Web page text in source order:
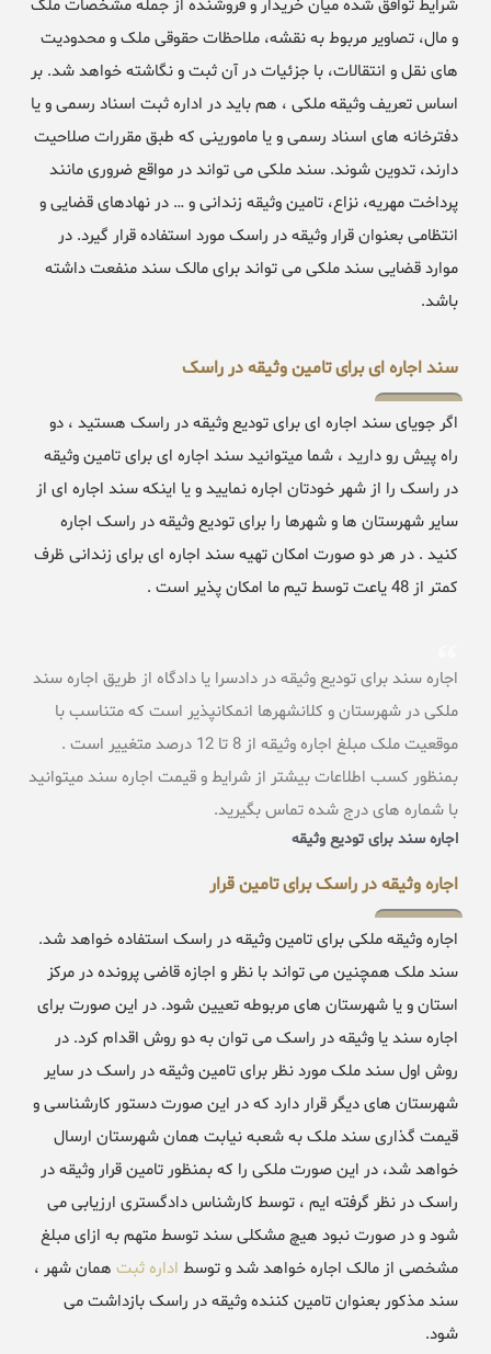
شرایط توافق شده میان خریدار و فروشنده از جمله مشخصات ملک
و مال، تصاویر مربوط به نقشه، ملاحظات حقوقی ملک و محدودیت
های نقل و انتقالات، با جزئیات در آن ثبت و نگاشته خواهد شد. بر
اساس تعریف وثیقه ملکی ، هم باید در اداره ثبت اسناد رسمی و یا
دفترخانه های اسناد رسمی و یا مامورینی که طبق مقررات صلاحیت
دارند، تدوین شوند. سند ملکی می تواند در مواقع ضروری مانند
پرداخت مهریه، نزاع، تامین وثیقه زندانی و … در نهادهای قضایی و
انتظامی بعنوان قرار وثیقه در راسک مورد استفاده قرار گیرد. در
موارد قضایی سند ملکی می تواند برای مالک سند منفعت داشته
باشد.
سند اجاره ای برای تامین وثیقه در راسک
اگر جویای سند اجاره ای برای تودیع وثیقه در راسک هستید ، دو
راه پیش رو دارید ، شما میتوانید سند اجاره ای برای تامین وثیقه
در راسک را از شهر خودتان اجاره نمایید و یا اینکه سند اجاره ای از
سایر شهرستان ها و شهرها را برای تودیع وثیقه در راسک اجاره
کنید . در هر دو صورت امکان تهیه سند اجاره ای برای زندانی ظرف
کمتر از 48 یاعت توسط تیم ما امکان پذیر است .
اجاره سند برای تودیع وثیقه در دادسرا یا دادگاه از طریق اجاره سند
ملکی در شهرستان و کلانشهرها انمکانپذیر است که متناسب با
موقعیت ملک مبلغ اجاره وثیقه از 8 تا 12 درصد متغییر است .
بمنظور کسب اطلاعات بیشتر از شرایط و قیمت اجاره سند میتوانید
با شماره های درج شده تماس بگیرید.
اجاره سند برای تودیع وثیقه
اجاره وثیقه در راسک برای تامین قرار
اجاره وثیقه ملکی برای تامین وثیقه در راسک استفاده خواهد شد.
سند ملک همچنین می تواند با نظر و اجازه قاضی پرونده در مرکز
استان و یا شهرستان های مربوطه تعیین شود. در این صورت برای
اجاره سند یا وثیقه در راسک می توان به دو روش اقدام کرد. در
روش اول سند ملک مورد نظر برای تامین وثیقه در راسک در سایر
شهرستان های دیگر قرار دارد که در این صورت دستور کارشناسی و
قیمت گذاری سند ملک به شعبه نیابت همان شهرستان ارسال
خواهد شد، در این صورت ملکی را که بمنظور تامین قرار وثیقه در
راسک در نظر گرفته ایم ، توسط کارشناس دادگستری ارزیابی می
شود و در صورت نبود هیچ مشکلی سند توسط متهم به ازای مبلغ
مشخصی از مالک اجاره خواهد شد و توسط اداره ثبت همان شهر ،
سند مذکور بعنوان تامین کننده وثیقه در راسک بازداشت می
شود.